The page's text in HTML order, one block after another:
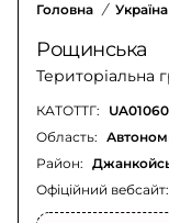
Головна / Україна
Рощинська
Територіальна
КАТОТТГ:
Офіційний вебсайт:
Область:
Район: